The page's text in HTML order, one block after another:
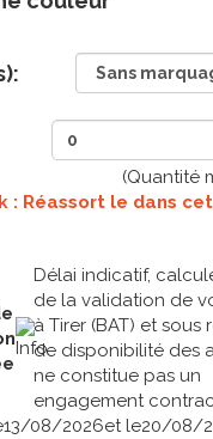
(Quantité
: Réassort le dans
Délai indicatif,
de la validation de
à Tirer (BAT) et sous
de disponibilité des
ne constitue pas un
engagement
13/08/2026et le20/08/